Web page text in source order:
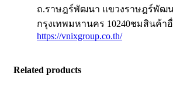
ถ.ราษฎร์พัฒนา แขวงราษฎร์พัฒน
กรุงเทพมหานคร 10240ชมสินค้า
https://vnixgroup.co.th/
Related products